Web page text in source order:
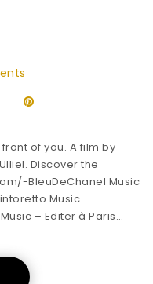
front of you. A film by
Discover the
BleuDeChanel Music
Music
– Editer à Paris…